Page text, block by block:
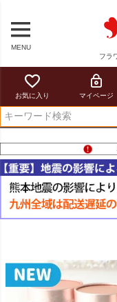
MENU
フラ
お気に入り マイページ